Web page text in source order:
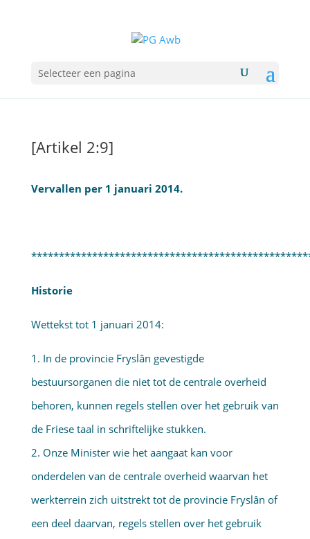
Selecteer een pagina
[Artikel 2:9]
Vervallen per 1 januari 2014.
Historie
Wettekst tot 1 januari 2014:
1. In de provincie Fryslân gevestigde
bestuursorganen die niet tot de centrale overheid
behoren, kunnen regels stellen over het gebruik van
de Friese taal in schriftelijke stukken.
2. Onze Minister wie het aangaat kan voor
onderdelen van de centrale overheid waarvan het
werkterrein zich uitstrekt tot de provincie Fryslân of
een deel daarvan, regels stellen over het gebruik